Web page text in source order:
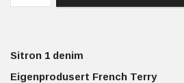
Sitron 1 denim
Eigenprodusert French Terry